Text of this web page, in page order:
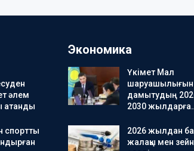
әлем
атанды
спортты
Экономика
Үкімет Мал
шаруашылығын
дамытудың
2030
2026 жылдан
жалақы мен